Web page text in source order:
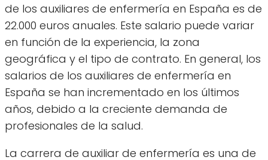
de los auxiliares de enfermería en España es de
22.000 euros anuales. Este salario puede variar
en función de la experiencia, la zona
geográfica y el tipo de contrato. En general, los
salarios de los auxiliares de enfermería en
España se han incrementado en los últimos
años, debido a la creciente demanda de
profesionales de la salud.
La carrera de auxiliar de enfermería es una de